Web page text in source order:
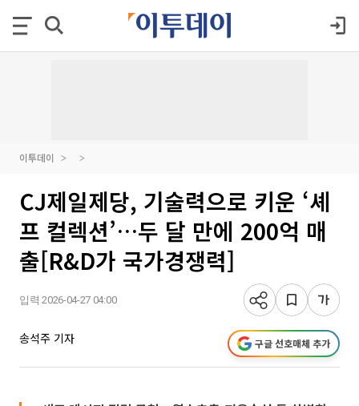
이투데이
CJ제일제당, 기술력으로 키운 ‘셰
프 컬렉션’…두 달 만에 200억 매
출[R&D가 국가경쟁력]
입력 2026-04-27 04:00
송석주 기자 구글 선호매체 추가